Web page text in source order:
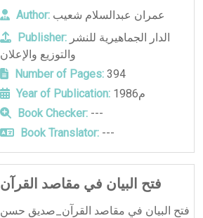
Author: عمران عبدالسلام شعيب
Publisher: الدار الجماهيرية للنشر
والتوزيع والإعلان
Number of Pages:394
Year of Publication:
1986م
Book Checker:---
Book Translator:---
فتح البيان في مقاصد القرآن
فتح البيان في مقاصد القرآن_صديق حسن